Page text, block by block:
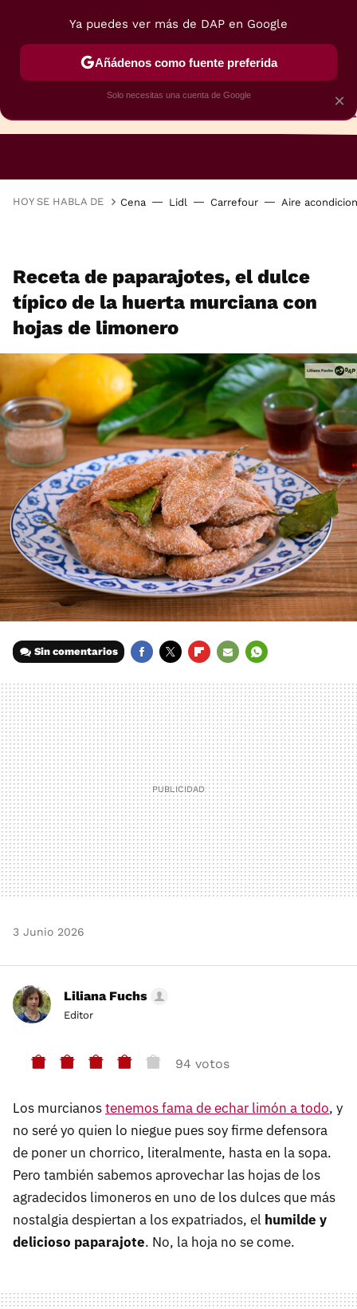
HOY SE HABLA DE Cena Lidl Carrefour Aire
Receta de paparajotes, el dulce
típico de la huerta murciana con
hojas de limonero
Sin comentarios
MAIL
3 Junio 2026
Liliana Fuchs
Editor
94 votos
Los murcianostenemos fama de echar limón a todo, y
no seré yo quien lo niegue pues soy firme defensora
de poner un chorrico, literalmente, hasta en la sopa.
Pero también sabemos aprovechar las hojas de los
agradecidos limoneros en uno de los dulces que más
nostalgia despiertan a los expatriados, el humilde y
delicioso paparajote. No, la hoja no se come.
×
Ya puedes ver más de DAP en Google
Añádenos como fuente preferida
Solo necesitas una cuenta de Google